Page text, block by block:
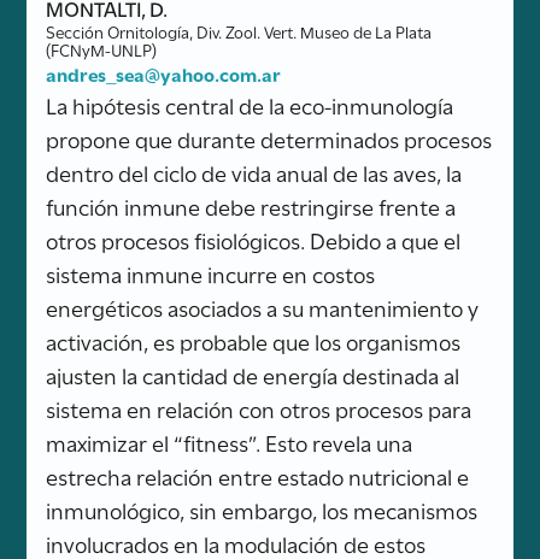
MONTALTI, D.
Sección Ornitología, Div. Zool. Vert. Museo de La Plata
(FCNyM-UNLP)
andres_sea@yahoo.com.ar
La hipótesis central de la eco-inmunología
propone que durante determinados procesos
dentro del ciclo de vida anual de las aves, la
función inmune debe restringirse frente a
otros procesos fisiológicos. Debido a que el
sistema inmune incurre en costos
energéticos asociados a su mantenimiento y
activación, es probable que los organismos
ajusten la cantidad de energía destinada al
sistema en relación con otros procesos para
maximizar el “fitness”. Esto revela una
estrecha relación entre estado nutricional e
inmunológico, sin embargo, los mecanismos
involucrados en la modulación de estos